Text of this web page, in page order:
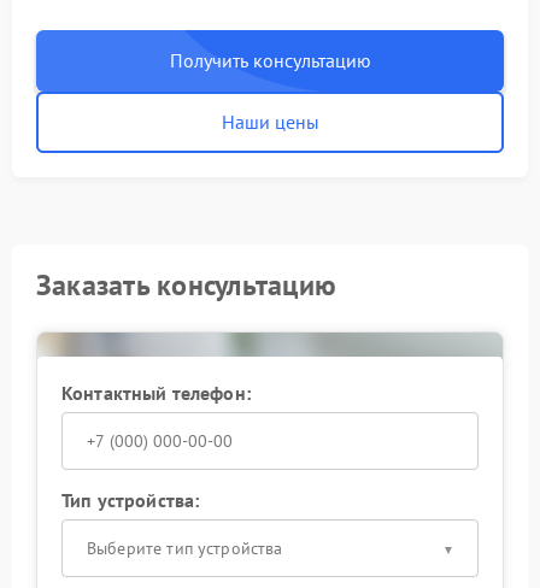
Получить консультацию
Наши цены
Заказать консультацию
Контактный телефон:
Тип устройства:
Выберите тип устройства